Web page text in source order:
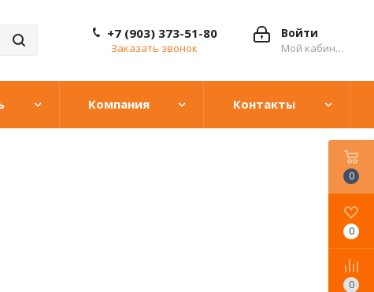
Войти
Мой кабинет
+7 (903) 373-51-80
Заказать звонок
Компания Контакты
0
0
0